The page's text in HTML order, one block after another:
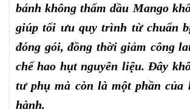
bánh không thấm dầu Mango
giúp tối ưu quy trình từ chuẩn
đóng gói, đồng thời giảm công
chế hao hụt nguyên liệu. Đây
tư phụ mà còn là một phần của
hành.